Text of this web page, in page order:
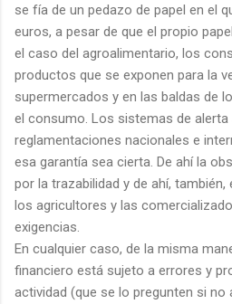
se fía de un pedazo de papel en el
euros, a pesar de que el propio
el caso del agroalimentario, los
productos que se exponen para la
supermercados y en las baldas de
el consumo. Los sistemas de
reglamentaciones nacionales e
esa garantía sea cierta. De ahí la
por la trazabilidad y de ahí,
los agricultores y las
exigencias.
En cualquier caso, de la misma
financiero está sujeto a errores y
actividad (que se lo pregunten si